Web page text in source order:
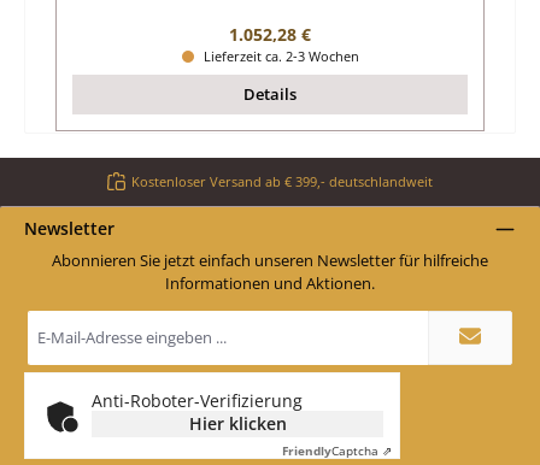
Regulärer Preis:
1.052,28 €
Lieferzeit ca. 2-3 Wochen
Details
Kostenloser Versand ab € 399,- deutschlandweit
Newsletter
Abonnieren Sie jetzt einfach unseren Newsletter für hilfreiche
Informationen und Aktionen.
Mail-
*
Anti-Roboter-Verifizierung
Hier klicken
FriendlyCaptcha ⇗